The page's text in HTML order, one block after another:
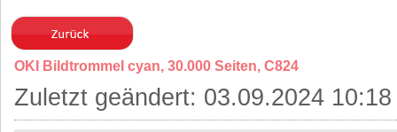
OKI Bildtrommel cyan, 30.000 Seiten, C824
Zuletzt geändert: 03.09.2024